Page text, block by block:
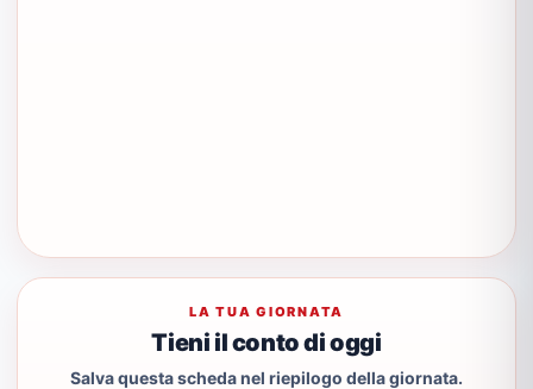
LA TUA GIORNATA
Tieni il conto di oggi
Salva questa scheda nel riepilogo della giornata.